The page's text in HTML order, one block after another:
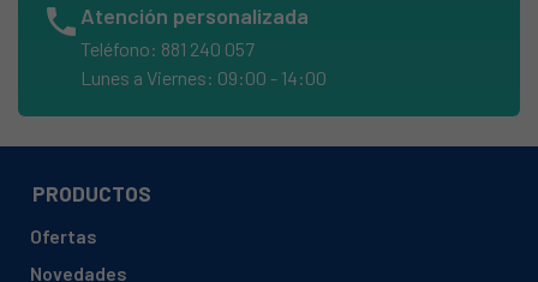
HAIER, 37001200 H2F-220WSAA UK
HAIER, 37001213 0
HAIER, 37001213 NONAME_074
HAIER, 37001215 B30H93E0600
phone Atención personalizada
Teléfono: 881 240 057
Lunes a Viernes: 09:00 - 14:00
PRODUCTOS
Ofertas
Novedades